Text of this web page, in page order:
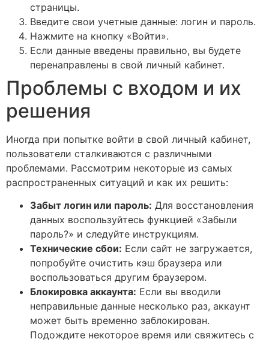
страницы.
Введите свои учетные данные: логин и пароль.
Нажмите на кнопку «Войти».
Если данные введены правильно, вы будете
перенаправлены в свой личный кабинет.
Проблемы с входом и их
решения
Иногда при попытке войти в свой личный кабинет,
пользователи сталкиваются с различными
проблемами. Рассмотрим некоторые из самых
распространенных ситуаций и как их решить:
Забыт логин или пароль: Для восстановления
данных воспользуйтесь функцией «Забыли
пароль?» и следуйте инструкциям.
Технические сбои: Если сайт не загружается,
попробуйте очистить кэш браузера или
воспользоваться другим браузером.
Блокировка аккаунта: Если вы вводили
неправильные данные несколько раз, аккаунт
может быть временно заблокирован.
Подождите некоторое время или свяжитесь с